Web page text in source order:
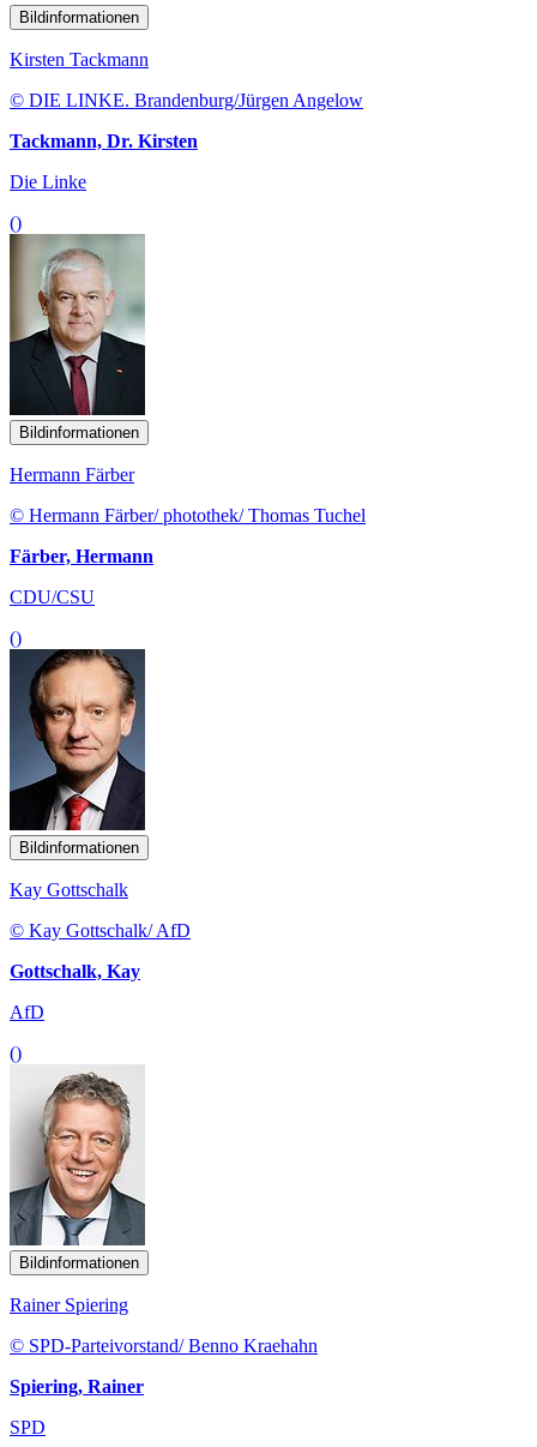
Bildinformationen
Kirsten Tackmann
© DIE LINKE. Brandenburg/Jürgen Angelow
Tackmann, Dr. Kirsten
Die Linke
()
Bildinformationen
Hermann Färber
© Hermann Färber/ photothek/ Thomas Tuchel
Färber, Hermann
CDU/CSU
()
Bildinformationen
Kay Gottschalk
© Kay Gottschalk/ AfD
Gottschalk, Kay
AfD
()
Bildinformationen
Rainer Spiering
© SPD-Parteivorstand/ Benno Kraehahn
Spiering, Rainer
SPD